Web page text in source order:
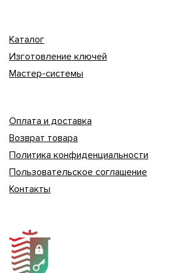
Каталог
Изготовление ключей
Мастер-системы
Оплата и доставка
Возврат товара
Политика конфиденциальности
Пользовательское соглашение
Контакты